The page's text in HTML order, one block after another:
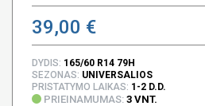
39,00 €
DYDIS: 165/60 R14 79H
SEZONAS: UNIVERSALIOS
PRISTATYMO LAIKAS: 1-2 D.D.
PRIEINAMUMAS: 3 VNT.